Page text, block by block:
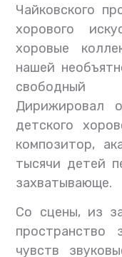
Чайковского
хорового
хоровые
нашей
свободный
Дирижировал
детского
композитор,
тысячи детей
захватывающе.
Со сцены, из
пространство
чувств